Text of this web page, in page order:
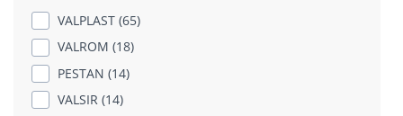
VALPLAST (65)
VALROM (18)
PESTAN (14)
VALSIR (14)